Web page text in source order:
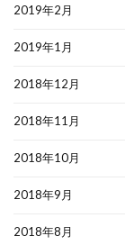
2019年2月
2019年1月
2018年12月
2018年11月
2018年10月
2018年9月
2018年8月